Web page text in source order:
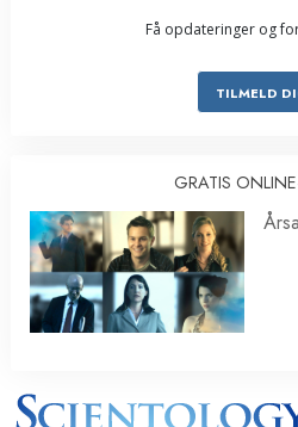
Få opdateringer og
TILMELD
GRATIS